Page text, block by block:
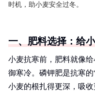
时机，助小麦安全过冬。
一、肥料选择：给
小麦抗寒前，肥料就像
御寒冷。磷钾肥是抗寒
小麦的根扎得更深，吸